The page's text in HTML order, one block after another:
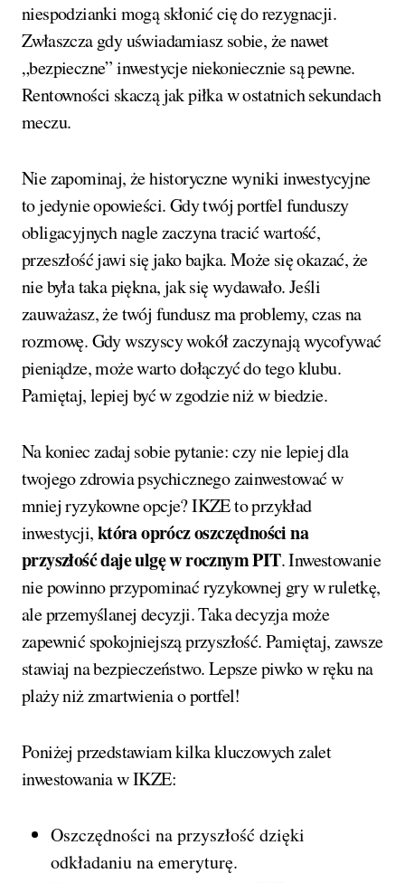
niespodzianki mogą skłonić cię do rezygnacji.
Zwłaszcza gdy uświadamiasz sobie, że nawet
„bezpieczne” inwestycje niekoniecznie są pewne.
Rentowności skaczą jak piłka w ostatnich sekundach
meczu.
Nie zapominaj, że historyczne wyniki inwestycyjne
to jedynie opowieści. Gdy twój portfel funduszy
obligacyjnych nagle zaczyna tracić wartość,
przeszłość jawi się jako bajka. Może się okazać, że
nie była taka piękna, jak się wydawało. Jeśli
zauważasz, że twój fundusz ma problemy, czas na
rozmowę. Gdy wszyscy wokół zaczynają wycofywać
pieniądze, może warto dołączyć do tego klubu.
Pamiętaj, lepiej być w zgodzie niż w biedzie.
Na koniec zadaj sobie pytanie: czy nie lepiej dla
twojego zdrowia psychicznego zainwestować w
mniej ryzykowne opcje? IKZE to przykład
inwestycji,która oprócz oszczędności na
przyszłość daje ulgę w rocznym PIT. Inwestowanie
nie powinno przypominać ryzykownej gry w ruletkę,
ale przemyślanej decyzji. Taka decyzja może
zapewnić spokojniejszą przyszłość. Pamiętaj, zawsze
stawiaj na bezpieczeństwo. Lepsze piwko w ręku na
plaży niż zmartwienia o portfel!
Poniżej przedstawiam kilka kluczowych zalet
inwestowania w IKZE:
Oszczędności na przyszłość dzięki
odkładaniu na emeryturę.